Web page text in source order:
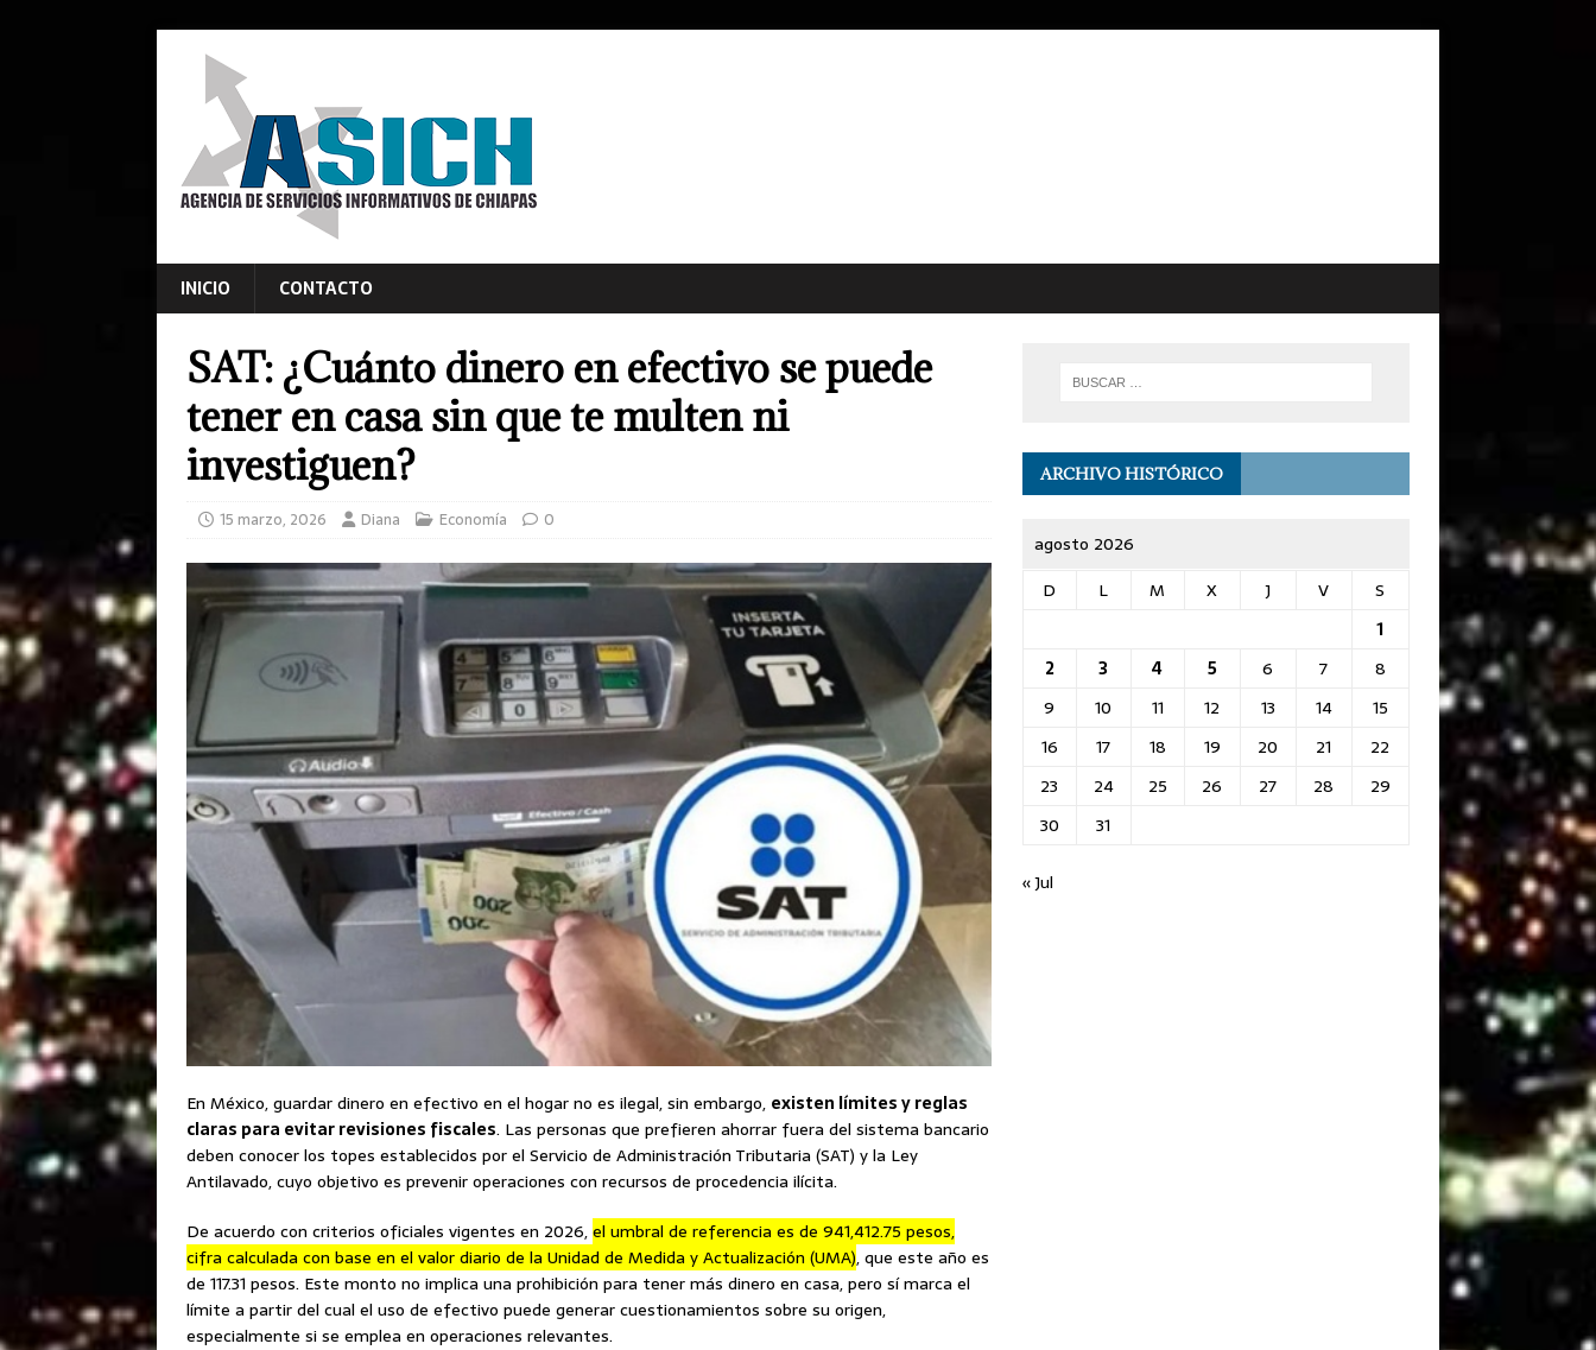
INICIO CONTACTO
SAT: ¿Cuánto dinero en efectivo se puede
tener en casa sin que te multen ni
investiguen?
15 marzo, 2026 Diana Economía 0
En México, guardar dinero en efectivo en el hogar no es ilegal, sin embargo, existen límites y reglas
claras para evitar revisiones fiscales. Las personas que prefieren ahorrar fuera del sistema bancario
deben conocer los topes establecidos por el Servicio de Administración Tributaria (SAT) y la Ley
Antilavado, cuyo objetivo es prevenir operaciones con recursos de procedencia ilícita.
De acuerdo con criterios oficiales vigentes en 2026,el umbral de referencia es de 941,412.75 pesos,
cifra calculada con base en el valor diario de la Unidad de Medida y Actualización (UMA), que este año es
de 117.31 pesos. Este monto no implica una prohibición para tener más dinero en casa, pero sí marca el
límite a partir del cual el uso de efectivo puede generar cuestionamientos sobre su origen,
especialmente si se emplea en operaciones relevantes.
ARCHIVO HISTÓRICO
agosto 2026
D
L M X J V
S
1
2
3 4 5 6 7
8
9
10 11 12 13 14
15
16
17 18 19 20 21
22
23
24 25 26 27 28
29
30
31
« Jul